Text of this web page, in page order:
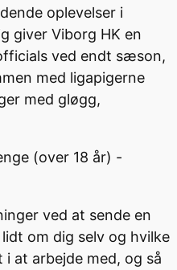
oplevelser i
giver Viborg HK en
ved endt sæson,
med ligapigerne
med gløgg,
(over 18 år) -
ved at sende en
lidt om dig selv og hvilke
at arbejde med, og så